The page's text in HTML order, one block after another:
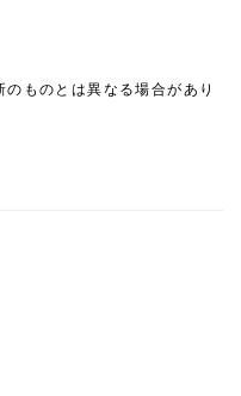
ものとは異なる場合があり